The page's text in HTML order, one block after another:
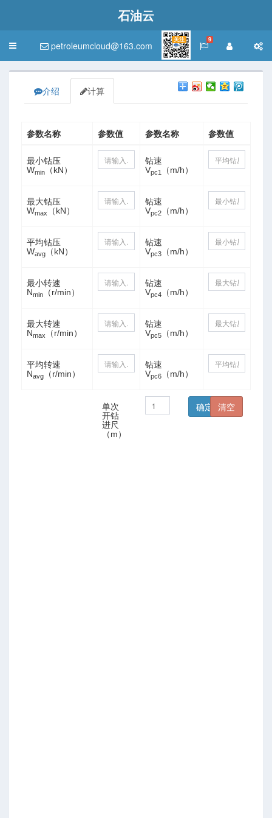
石油云
Toggle
petroleumcloud@163.com
关注 9
介绍 计算
参数名称 参数值 参数名称 参数值
最小钻压
Wmin （kN）
钻速
Vpc1 （m/h）
最大钻压
Wmax （kN）
钻速
Vpc2 （m/h）
平均钻压
Wavg （kN）
钻速
Vpc3 （m/h）
最小转速
Nmin （r/min）
钻速
Vpc4 （m/h）
最大转速
Nmax （r/min）
钻速
Vpc5 （m/h）
平均转速
Navg （r/min）
钻速
Vpc6 （m/h）
单次
开钻
进尺
（m）